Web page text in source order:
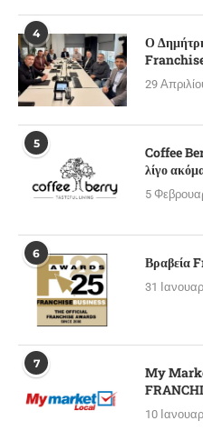
4
Ο
29
5
Coffee
λίγο
5
6 Βραβεία
31
7
My
10